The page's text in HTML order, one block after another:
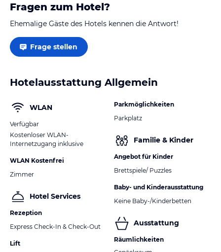
Fragen zum Hotel?
Ehemalige Gäste des Hotels kennen die Antwort!
Frage stellen
Hotelausstattung Allgemein
WLAN
Verfügbar
Kostenloser WLAN-
Internetzugang inklusive
WLAN Kostenfrei
Zimmer
Hotel Services
Rezeption
Express Check-In & Check-Out
Lift
Parkmöglichkeiten
Parkplatz
Familie & Kinder
Angebot für Kinder
Brettspiele/ Puzzles
Baby- und Kinderausstattung
Keine Baby-/Kinderbetten
Ausstattung
Räumlichkeiten